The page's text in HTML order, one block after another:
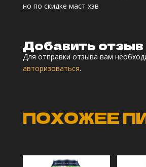
но по скидке маст хэв
Добавить отзыв
Для отправки отзыва вам
авторизоваться.
ПОХОЖЕЕ